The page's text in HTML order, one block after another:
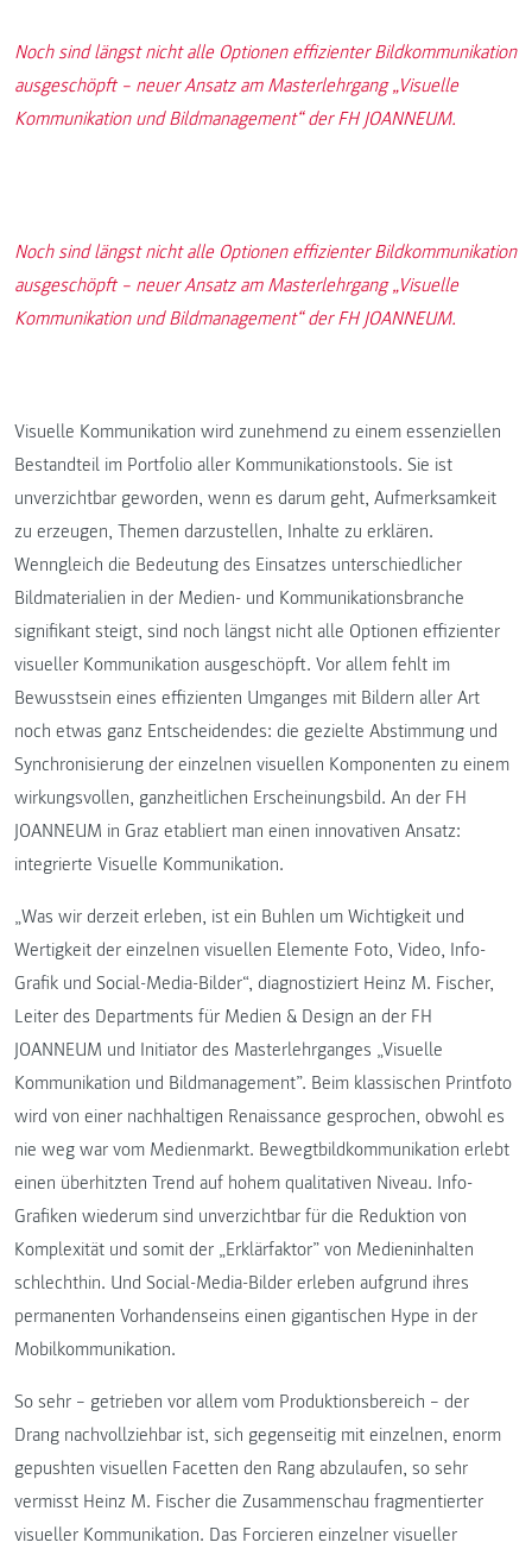
Noch sind längst nicht alle Optionen effizienter Bildkommunikation
ausgeschöpft – neuer Ansatz am Masterlehrgang „Visuelle
Kommunikation und Bildmanagement“ der FH JOANNEUM.
Noch sind längst nicht alle Optionen effizienter Bildkommunikation
ausgeschöpft – neuer Ansatz am Masterlehrgang „Visuelle
Kommunikation und Bildmanagement“ der FH JOANNEUM.
Visuelle Kommunikation wird zunehmend zu einem essenziellen
Bestandteil im Portfolio aller Kommunikationstools. Sie ist
unverzichtbar geworden, wenn es darum geht, Aufmerksamkeit
zu erzeugen, Themen darzustellen, Inhalte zu erklären.
Wenngleich die Bedeutung des Einsatzes unterschiedlicher
Bildmaterialien in der Medien- und Kommunikationsbranche
signifikant steigt, sind noch längst nicht alle Optionen effizienter
visueller Kommunikation ausgeschöpft. Vor allem fehlt im
Bewusstsein eines effizienten Umganges mit Bildern aller Art
noch etwas ganz Entscheidendes: die gezielte Abstimmung und
Synchronisierung der einzelnen visuellen Komponenten zu einem
wirkungsvollen, ganzheitlichen Erscheinungsbild. An der FH
JOANNEUM in Graz etabliert man einen innovativen Ansatz:
integrierte Visuelle Kommunikation.
„Was wir derzeit erleben, ist ein Buhlen um Wichtigkeit und
Wertigkeit der einzelnen visuellen Elemente Foto, Video, Info-
Grafik und Social-Media-Bilder“, diagnostiziert Heinz M. Fischer,
Leiter des Departments für Medien & Design an der FH
JOANNEUM und Initiator des Masterlehrganges „Visuelle
Kommunikation und Bildmanagement”. Beim klassischen Printfoto
wird von einer nachhaltigen Renaissance gesprochen, obwohl es
nie weg war vom Medienmarkt. Bewegtbildkommunikation erlebt
einen überhitzten Trend auf hohem qualitativen Niveau. Info-
Grafiken wiederum sind unverzichtbar für die Reduktion von
Komplexität und somit der „Erklärfaktor” von Medieninhalten
schlechthin. Und Social-Media-Bilder erleben aufgrund ihres
permanenten Vorhandenseins einen gigantischen Hype in der
Mobilkommunikation.
So sehr – getrieben vor allem vom Produktionsbereich – der
Drang nachvollziehbar ist, sich gegenseitig mit einzelnen, enorm
gepushten visuellen Facetten den Rang abzulaufen, so sehr
vermisst Heinz M. Fischer die Zusammenschau fragmentierter
visueller Kommunikation. Das Forcieren einzelner visueller